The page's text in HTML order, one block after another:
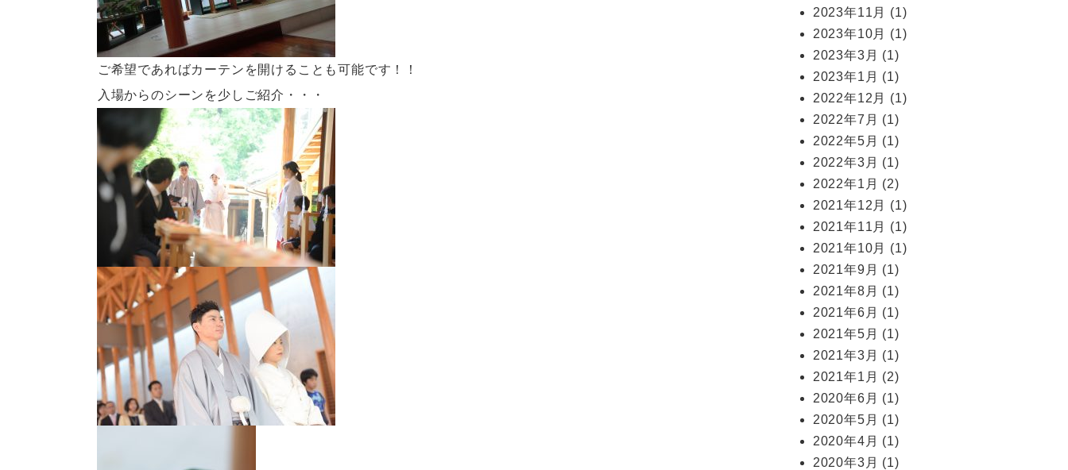
ご希望であればカーテンを開けることも可能です！！
入場からのシーンを少しご紹介・・・
2023年11月
(1)
2023年10月
(1)
2023年3月 (1)
2023年1月 (1)
2022年12月
(1)
2022年7月 (1)
2022年5月 (1)
2022年3月 (1)
2022年1月 (2)
2021年12月
(1)
2021年11月
(1)
2021年10月
(1)
2021年9月 (1)
2021年8月 (1)
2021年6月 (1)
2021年5月 (1)
2021年3月 (1)
2021年1月 (2)
2020年6月 (1)
2020年5月 (1)
2020年4月 (1)
2020年3月 (1)